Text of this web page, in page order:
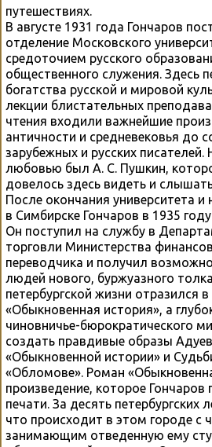
путешествиях.
В августе 1931 года Гончаров
отделение Московского
средоточием русского
общественного служения. Здесь
богатства русской и мировой
лекции блистательных
чтения входили важнейшие
античности и средневековья до
зарубежных и русских писателей.
любовью был А. С. Пушкин,
довелось здесь видеть и
После окончания университета и
в Симбирске Гончаров в 1935
Он поступил на службу в
торговли Министерства
переводчика и получил
людей нового, буржуазного
петербургской жизни отразился
«Обыкновенная история», а
чиновничье-бюрократического
создать правдивые образы
«Обыкновенной истории» и
«Обломове». Роман
произведение, которое
печати. За десять петербургских
что происходит в этом городе с
занимающим отведенную ему